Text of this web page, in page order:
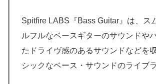
Spitfire LABS『Bass Guitar』は、ス
ルフルなベースギターのサウンドや
たドライヴ感のあるサウンドなどを
シックなベース・サウンドのライブ